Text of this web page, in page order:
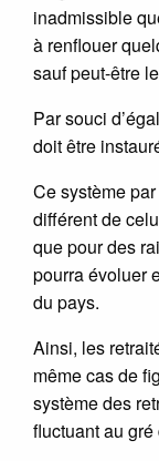
inadmissible
à renflouer
sauf peut-être
Par souci
doit être
Ce système
différent de
que pour des
pourra évoluer
du pays.
Ainsi, les
même cas de
système des
fluctuant au